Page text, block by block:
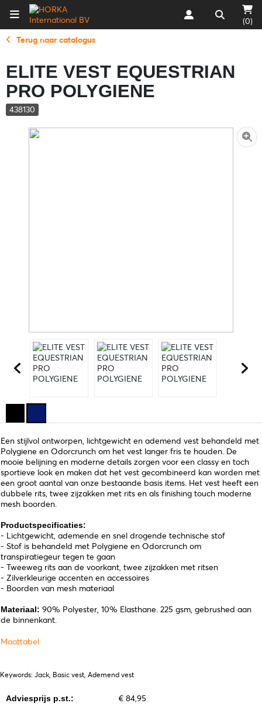
(0)
Terug naar catalogus
ELITE VEST EQUESTRIAN
PRO POLYGIENE
438130
Een stijlvol ontworpen, lichtgewicht en ademend vest behandeld met
Polygiene en Odorcrunch om het vest langer fris te houden. De
mooie belijning en moderne details zorgen voor een classy en toch
sportieve look en maken dat het vest gecombineerd kan worden met
een groot aantal van onze bestaande basis items. Het vest heeft een
dubbele rits, twee zijzakken met rits en als finishing touch moderne
mesh boorden.
Productspecificaties:
- Lichtgewicht, ademende en snel drogende technische stof
- Stof is behandeld met Polygiene en Odorcrunch om
transpiratiegeur tegen te gaan
- Tweeweg rits aan de voorkant, twee zijzakken met ritsen
- Zilverkleurige accenten en accessoires
- Boorden van mesh materiaal
Materiaal: 90% Polyester, 10% Elasthane. 225 gsm, gebrushed aan
de binnenkant.
Maattabel
Keywords: Jack, Basic vest, Ademend vest
Adviesprijs p.st.: € 84,95